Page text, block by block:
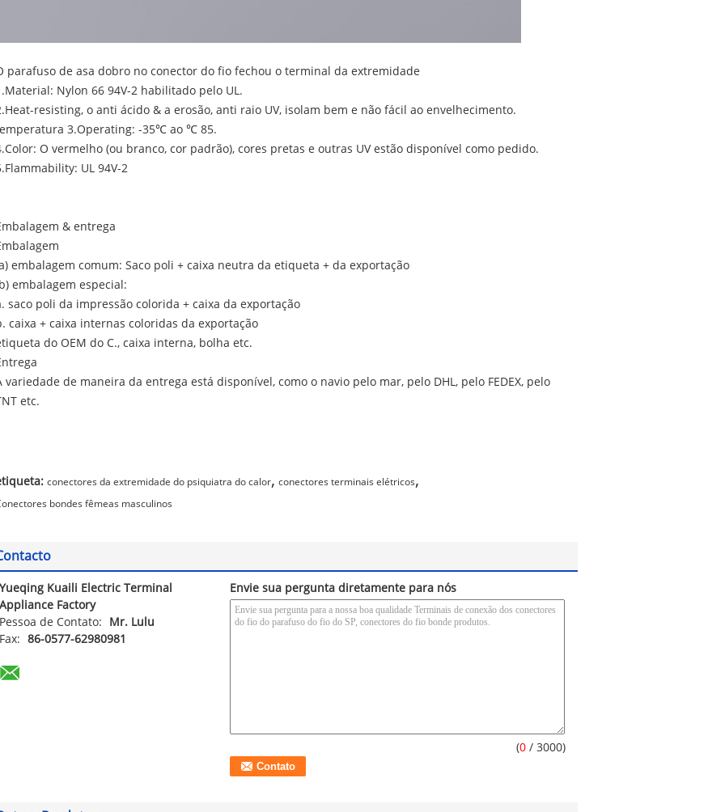
parafuso de asa dobro no conector do fio fechou o terminal da extremidade
Nylon 66 94V-2 habilitado pelo UL.
resisting, o anti ácido & a erosão, anti raio UV, isolam bem e não fácil ao envelhecimento.
3.Operating: -35℃ ao ℃ 85.
O vermelho (ou branco, cor padrão), cores pretas e outras UV estão disponível como pedido.
UL 94V-2
& entrega
embalagem comum: Saco poli + caixa neutra da etiqueta + da exportação
embalagem especial:
saco poli da impressão colorida + caixa da exportação
caixa + caixa internas coloridas da exportação
do OEM do C., caixa interna, bolha etc.
variedade de maneira da entrega está disponível, como o navio pelo mar, pelo DHL, pelo FEDEX, pelo
etc.
conectores da extremidade do psiquiatra do calor, conectores terminais elétricos,
bondes fêmeas masculinos
Yueqing Kuaili Electric Terminal
Appliance Factory
Pessoa de Contato:
Mr. Lulu
Fax: 86-0577-62980981
Envie sua pergunta diretamente para nós
(0 / 3000)